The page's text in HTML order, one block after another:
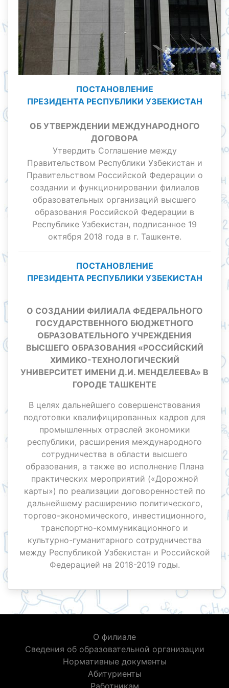
ПОСТАНОВЛЕНИЕ
ПРЕЗИДЕНТА РЕСПУБЛИКИ УЗБЕКИСТАН
ОБ УТВЕРЖДЕНИИ МЕЖДУНАРОДНОГО
ДОГОВОРА
Утвердить Соглашение между
Правительством Республики Узбекистан и
Правительством Российской Федерации о
создании и функционировании филиалов
образовательных организаций высшего
образования Российской Федерации в
Республике Узбекистан, подписанное 19
октября 2018 года в г. Ташкенте.
ПОСТАНОВЛЕНИЕ
ПРЕЗИДЕНТА РЕСПУБЛИКИ УЗБЕКИСТАН
О СОЗДАНИИ ФИЛИАЛА ФЕДЕРАЛЬНОГО
ГОСУДАРСТВЕННОГО БЮДЖЕТНОГО
ОБРАЗОВАТЕЛЬНОГО УЧРЕЖДЕНИЯ
ВЫСШЕГО ОБРАЗОВАНИЯ «РОССИЙСКИЙ
ХИМИКО-ТЕХНОЛОГИЧЕСКИЙ
УНИВЕРСИТЕТ ИМЕНИ Д.И. МЕНДЕЛЕЕВА» В
ГОРОДЕ ТАШКЕНТЕ
В целях дальнейшего совершенствования
подготовки квалифицированных кадров для
промышленных отраслей экономики
республики, расширения международного
сотрудничества в области высшего
образования, а также во исполнение Плана
практических мероприятий («Дорожной
карты») по реализации договоренностей по
дальнейшему расширению политического,
торгово-экономического, инвестиционного,
транспортно-коммуникационного и
культурно-гуманитарного сотрудничества
между Республикой Узбекистан и Российской
Федерацией на 2018-2019 годы.
О филиале
Сведения об образовательной организации
Нормативные документы
Абитуриенты
Работникам